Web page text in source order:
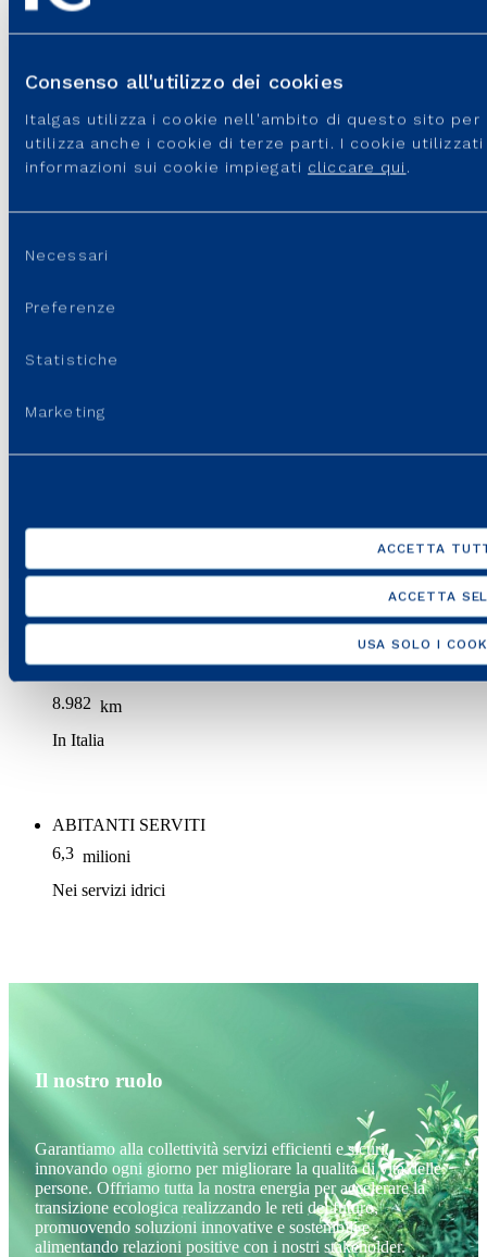
Consenso all'utilizzo dei cookies
Italgas utilizza i cookie nell'ambito di questo sito
utilizza anche i cookie di terze parti. I cookie
informazioni sui cookie impiegati cliccare qui .
del
Necessari
Preferenze
Statistiche
Marketing
ACCETTA
ACCETTA
USA SOLO I
che gestisce reti tecnologicamente all’avanguardia, garantendo
servizi sempre più efficienti e sostenibili per un futuro a zero
156.655
COMUNI IN CONCESSIONE in Italia e in Grecia
8.982 km
In Italia
ABITANTI SERVITI
6,3 milioni
Nei servizi idrici
Il nostro ruolo
Garantiamo alla collettività servizi efficienti e sicuri,
innovando ogni giorno per migliorare la qualità di vita delle
persone. Offriamo tutta la nostra energia per accelerare la
transizione ecologica realizzando le reti del futuro,
promuovendo soluzioni innovative e sostenibili e
alimentando relazioni positive con i nostri stakeholder.